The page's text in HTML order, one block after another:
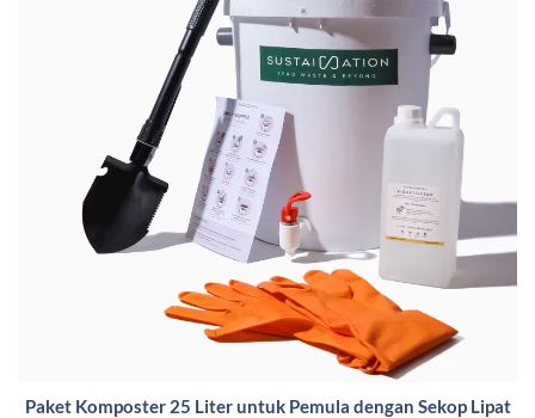
Paket Komposter 25 Liter untuk Pemula dengan Sekop Lipat